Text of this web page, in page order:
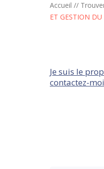
Accueil //
ET GESTION DU
Je suis le
contactez-